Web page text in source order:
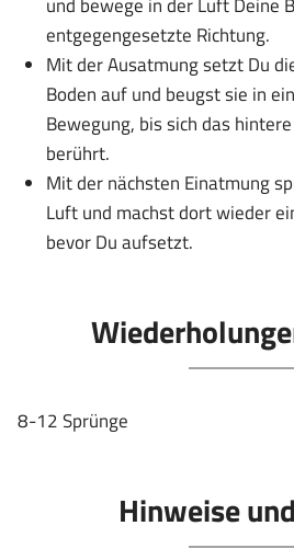
entgegengesetzte Richtung.
Mit der Ausatmung setzt Du
Boden auf und beugst sie in
Bewegung, bis sich das
berührt.
Mit der nächsten Einatmung
Luft und machst dort wieder
bevor Du aufsetzt.
8-12 Sprünge
Hinweise